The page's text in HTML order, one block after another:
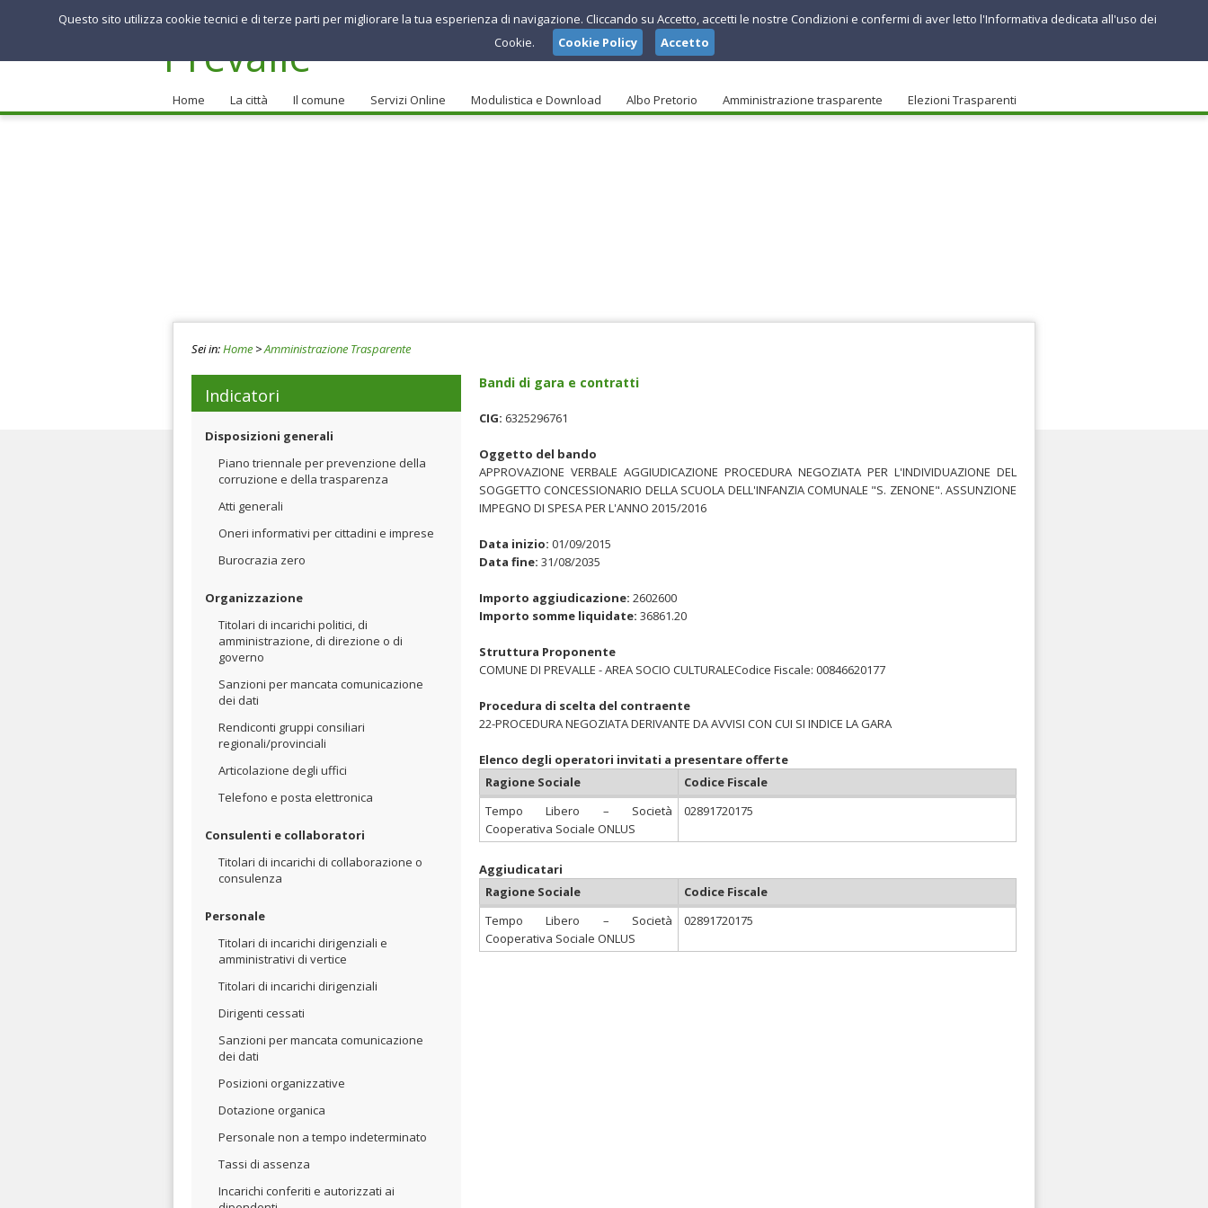
Comune di
Prevalle
Home La città Il comune Servizi Online Modulistica e Download Albo Pretorio Amministrazione trasparente Elezioni Trasparenti
Sei in:Home >Amministrazione Trasparente
Indicatori
Disposizioni generali
Piano triennale per prevenzione della
corruzione e della trasparenza
Atti generali
Oneri informativi per cittadini e imprese
Burocrazia zero
Organizzazione
Titolari di incarichi politici, di
amministrazione, di direzione o di
governo
Sanzioni per mancata comunicazione
dei dati
Rendiconti gruppi consiliari
regionali/provinciali
Articolazione degli uffici
Telefono e posta elettronica
Consulenti e collaboratori
Titolari di incarichi di collaborazione o
consulenza
Personale
Titolari di incarichi dirigenziali e
amministrativi di vertice
Titolari di incarichi dirigenziali
Dirigenti cessati
Sanzioni per mancata comunicazione
dei dati
Posizioni organizzative
Dotazione organica
Personale non a tempo indeterminato
Tassi di assenza
Incarichi conferiti e autorizzati ai
Bandi di gara e contratti
CIG: 6325296761
Oggetto del bando
APPROVAZIONE VERBALE AGGIUDICAZIONE PROCEDURA NEGOZIATA PER L'INDIVIDUAZIONE DEL
SOGGETTO CONCESSIONARIO DELLA SCUOLA DELL'INFANZIA COMUNALE "S. ZENONE". ASSUNZIONE
IMPEGNO DI SPESA PER L'ANNO 2015/2016
Data inizio: 01/09/2015
Data fine: 31/08/2035
Importo aggiudicazione: 2602600
Importo somme liquidate: 36861.20
Struttura Proponente
COMUNE DI PREVALLE - AREA SOCIO CULTURALECodice Fiscale: 00846620177
Procedura di scelta del contraente
22-PROCEDURA NEGOZIATA DERIVANTE DA AVVISI CON CUI SI INDICE LA GARA
Elenco degli operatori invitati a presentare offerte
Ragione Sociale
Codice Fiscale
Tempo Libero – Società
Cooperativa Sociale ONLUS
02891720175
Aggiudicatari
Ragione Sociale
Codice Fiscale
Tempo Libero – Società
Cooperativa Sociale ONLUS
02891720175
Questo sito utilizza cookie tecnici e di terze parti per migliorare la tua esperienza di navigazione. Cliccando su Accetto, accetti le nostre Condizioni e confermi di aver letto l'Informativa dedicata all'uso dei
Cookie.
Cookie Policy Accetto